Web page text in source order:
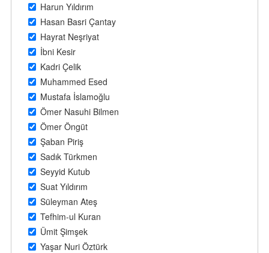
Harun Yıldırım
Hasan Basri Çantay
Hayrat Neşriyat
İbni Kesir
Kadri Çelik
Muhammed Esed
Mustafa İslamoğlu
Ömer Nasuhi Bilmen
Ömer Öngüt
Şaban Piriş
Sadık Türkmen
Seyyid Kutub
Suat Yıldırım
Süleyman Ateş
Tefhim-ul Kuran
Ümit Şimşek
Yaşar Nuri Öztürk